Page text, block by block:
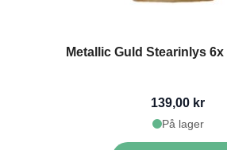
Metallic Guld Stearinlys 6x
139,00 kr
På lager